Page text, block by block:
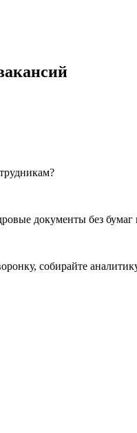
документы без
собирайте